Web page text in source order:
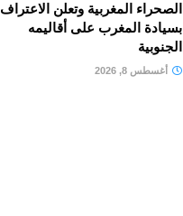
الصحراء المغربية وتعلن الاعتراف
بسيادة المغرب على أقاليمه
الجنوبية
أغسطس 8, 2026